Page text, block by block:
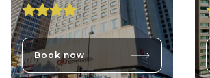
Book now